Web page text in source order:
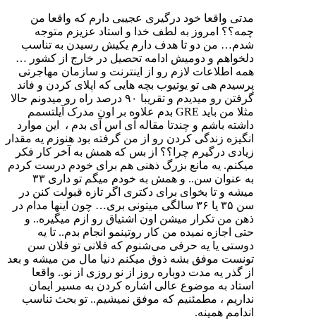
مدتی واقعا خود درگیری عجیبی دارم که واقعا من
چمه؟؟ امروز به لطف خدا و استاد عزیزم متوجه
شدم… من دو تا هدف دارم یکیش رسیدن به تناسب
دلخواهم و دومیش ادامه تحصیل در خارج از کشور …
همه اطلاعات لازم رو از اینترنت و سازمان مهاجرتی
پرسیدم هی تو یوتیوب بچه هایی که اپلای کردن و فاند
گرفتن رو میدیدم و تقریبا ۹۰ درصد راه رو میدونم حالا
مثلا من باید GRE بدم علاوه بر اون مدرک آیلتسمم
داشته باشم و چندتا مقاله آی اس آی بدم ، این موارد
انگیزه زندگی کردن رو از من گرفته بود هنوزم یه مقدار
زیادی درگیرم چرا؟؟ از بس که همش به آخر کار فکر
میکنم. یه مانع بزرگ ذهنی هم برای خودم درست کردم
به عنوان سن.. و همش به خودم میگم تو داری ۳۳
میشه و تا بخوای برای دکتری اگر تازه قبولت کنن در
سن ۳۵ یا ۳۶ سالگی میتونی بری… چون اینها مدام در
ذهن من تکرار میشن اون اشتیاق رو ازم میگیره.. و
حتی اجازه نمیده من کار روتینمو انجام بدم.. تا یه
دوستی یا یه حرفی می‌شنوم که فلانی تو فلان سن
تونست موفق بشه ذوق میکنم دنیا مال من میشه و بعد
از گذر یه مدت دوباره روز از نو روزی از نو.. واقعا
استاد به موضوع عالی اشاره کردن به مسیر ایمان
نداریم ، مطمئنیم که موفق نمیشیم.. تو بحث تناسب
اندامم همینه.